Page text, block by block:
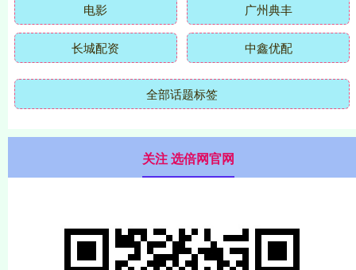
电影 广州典丰
长城配资 中鑫优配
全部话题标签
关注 选倍网官网